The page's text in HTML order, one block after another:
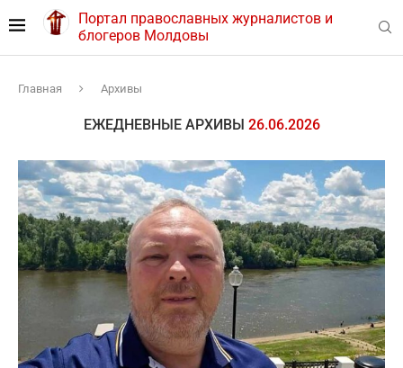
Портал православных журналистов и
блогеров Молдовы
Главная Архивы
ЕЖЕДНЕВНЫЕ АРХИВЫ 26.06.2026